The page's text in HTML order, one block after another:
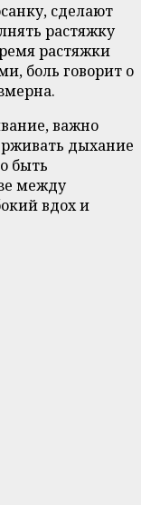
сделают
растяжку
растяжки
боль говорит о
важно
дыхание
быть
между
вдох и